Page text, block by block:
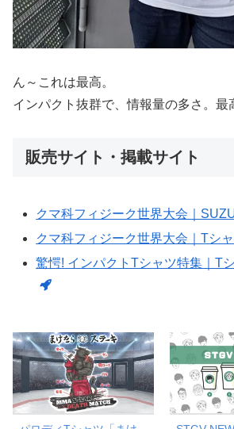
ん～これは最高。
インパクト抜群で、情報量の多さ。最
販売サイト・掲載サイト
クマ科フィジーク世界大会｜
クマ科フィジーク世界大会｜Tシ
驚愕! インパクトTシャツ特集｜T